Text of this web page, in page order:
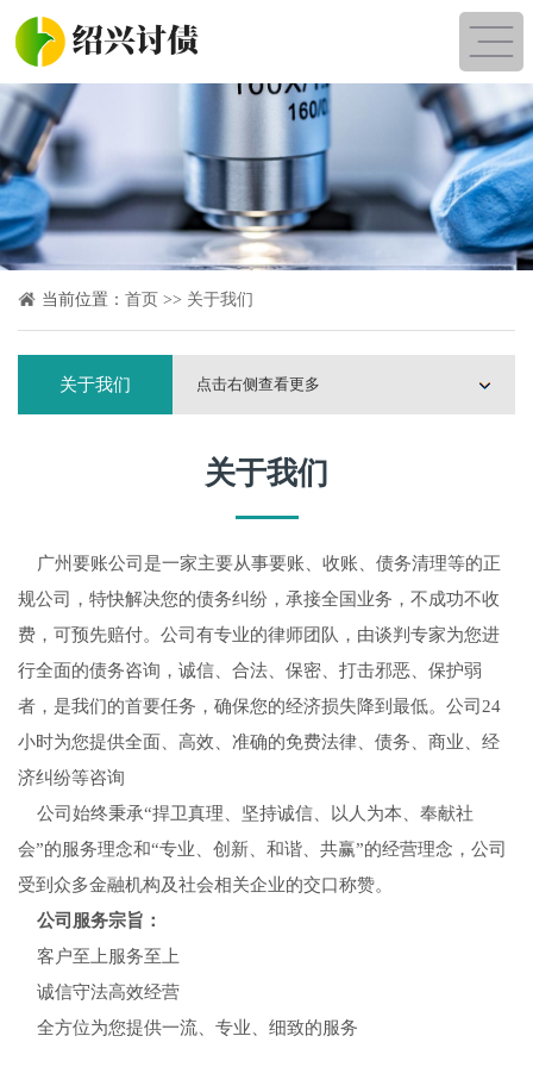
当前位置： 首页 >> 关于我们
关于我们 点击右侧查看更多
关于我们
广州要账公司是一家主要从事要账、收账、债务清理等的正
规公司，特快解决您的债务纠纷，承接全国业务，不成功不收
费，可预先赔付。公司有专业的律师团队，由谈判专家为您进
行全面的债务咨询，诚信、合法、保密、打击邪恶、保护弱
者，是我们的首要任务，确保您的经济损失降到最低。公司24
小时为您提供全面、高效、准确的免费法律、债务、商业、经
济纠纷等咨询
公司始终秉承“捍卫真理、坚持诚信、以人为本、奉献社
会”的服务理念和“专业、创新、和谐、共赢”的经营理念，公司
受到众多金融机构及社会相关企业的交口称赞。
公司服务宗旨：
客户至上服务至上
诚信守法高效经营
全方位为您提供一流、专业、细致的服务